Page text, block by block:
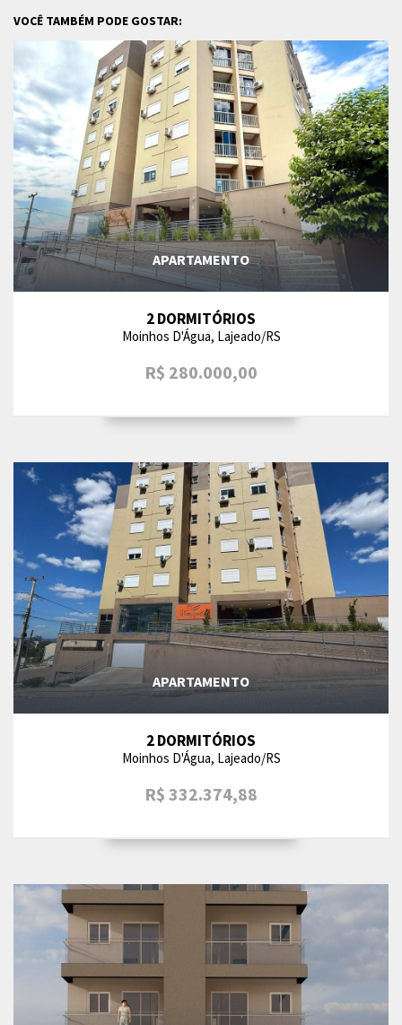
VOCÊ TAMBÉM PODE GOSTAR:
APARTAMENTO
2 DORMITÓRIOS
Moinhos D'Água, Lajeado/RS
R$ 280.000,00
APARTAMENTO
2 DORMITÓRIOS
Moinhos D'Água, Lajeado/RS
R$ 332.374,88